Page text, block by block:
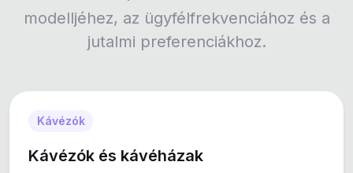
modelljéhez, az ügyfélfrekvenciához és a
jutalmi preferenciákhoz.
Kávézók
Kávézók és kávéházak